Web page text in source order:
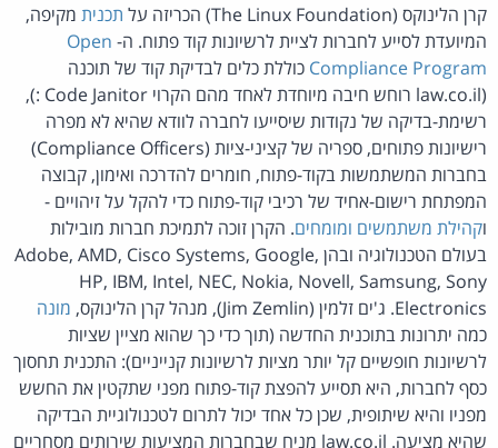
קרן הלינוקס (The Linux Foundation) הכריזה על תכנית מקיפה,
המיועדת לסייע לחברות לציית לרשיונות קוד פתוח. ה- Open
Compliance Program כוללת כלים לבדיקת קוד של תוכנה
(law.co.il רוחש חיבה מיוחדת לאחד מהם הקרוי Code Janitor :),
רשימת-בדיקה של נקודות שיסייעו לחברה לוודא שהיא לא מפרה
רישיונות פתוחים, ספריה של קציני-ציות (Compliance Officers)
בחברות המשתמשות בקוד-פתוח, חומרים להדרכה ואימון, קבוצה
המפתחת רישום-אחיד של רכיבי קוד-פתוח כדי להקל על זיהויים -
וקהילת משתמשים ומומחים. הקרן זוכה לתמיכת חברות מובילות
בעולם הטכנולוגיה ובהן Adobe, AMD, Cisco Systems, Google,
HP, IBM, Intel, NEC, Nokia, Novell, Samsung, Sony
Electronics. ג'ים זלמין (Jim Zemlin), מנהל קרן הלינוקס,
מונה
כמה יתרונות בתוכנית החדשה (תוך כדי כך שהוא מציין שציות
לרשיונות חופשיים קל יותר מציות לרשיונות קנייניים): התכנית תחסוך
כסף לחברות, היא תסייע להפצת קוד-פתוח מפני שתקטין את החשש
מפניו והיא שיתופית, שכן כל אחד יכול לתרום לטכנולוגיית הבדיקה
שהיא מציעה. law.co.il מניח שבחברות המציעות שירותים מסחריים